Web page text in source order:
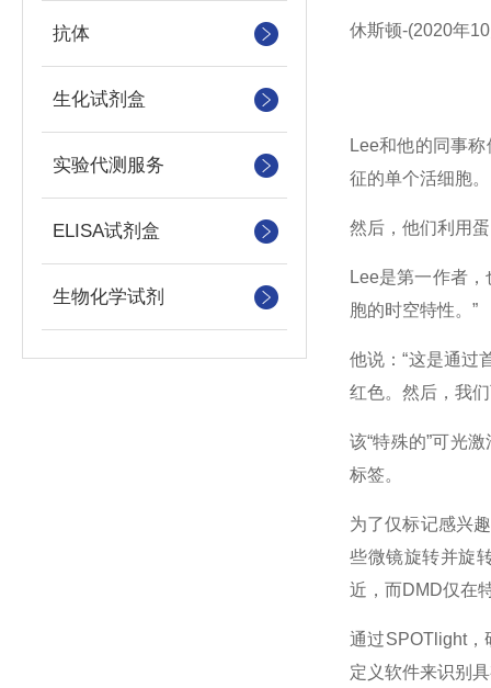
抗体
生化试剂盒
实验代测服务
ELISA试剂盒
生物化学试剂
休斯顿-(2020年
Lee和他的同事
征的单个活细胞。
然后，他们利用
Lee是第一作者
胞的时空特性。”
他说：“这是通过
红色。然后，我
该“特殊的”可光
标签。
为了仅标记感兴
些微镜旋转并旋
近，而DMD仅在
通过SPOTlight，
定义软件来识别